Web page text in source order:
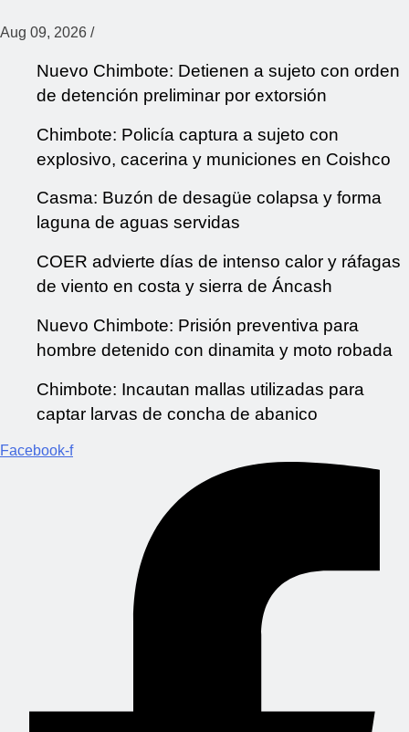
Aug 09, 2026 /
Nuevo Chimbote: Detienen a sujeto con orden
de detención preliminar por extorsión
Chimbote: Policía captura a sujeto con
explosivo, cacerina y municiones en Coishco
Casma: Buzón de desagüe colapsa y forma
laguna de aguas servidas
COER advierte días de intenso calor y ráfagas
de viento en costa y sierra de Áncash
Nuevo Chimbote: Prisión preventiva para
hombre detenido con dinamita y moto robada
Chimbote: Incautan mallas utilizadas para
captar larvas de concha de abanico
Facebook-f